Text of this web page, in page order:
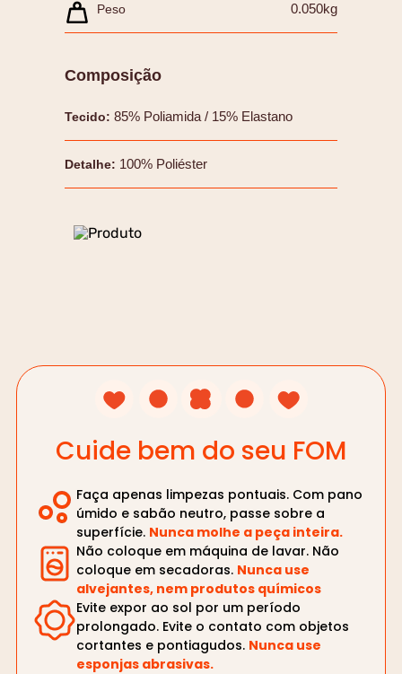
Peso 0.050kg
Composição
Tecido: 85% Poliamida / 15% Elastano
Detalhe: 100% Poliéster
Cuide bem do seu FOM
Faça apenas limpezas pontuais. Com pano
úmido e sabão neutro, passe sobre a
superfície. Nunca molhe a peça inteira.
Não coloque em máquina de lavar. Não
coloque em secadoras. Nunca use
alvejantes, nem produtos químicos
Evite expor ao sol por um período
prolongado. Evite o contato com objetos
cortantes e pontiagudos. Nunca use
esponjas abrasivas.